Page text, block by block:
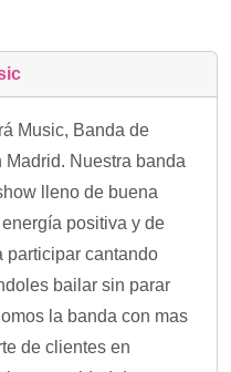
Music, Banda de
Nuestra banda
lleno de buena
positiva y de
participar cantando
bailar sin parar
la banda con mas
de clientes en